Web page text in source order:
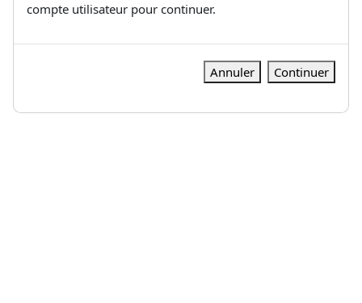
compte utilisateur pour continuer.
Annuler Continuer